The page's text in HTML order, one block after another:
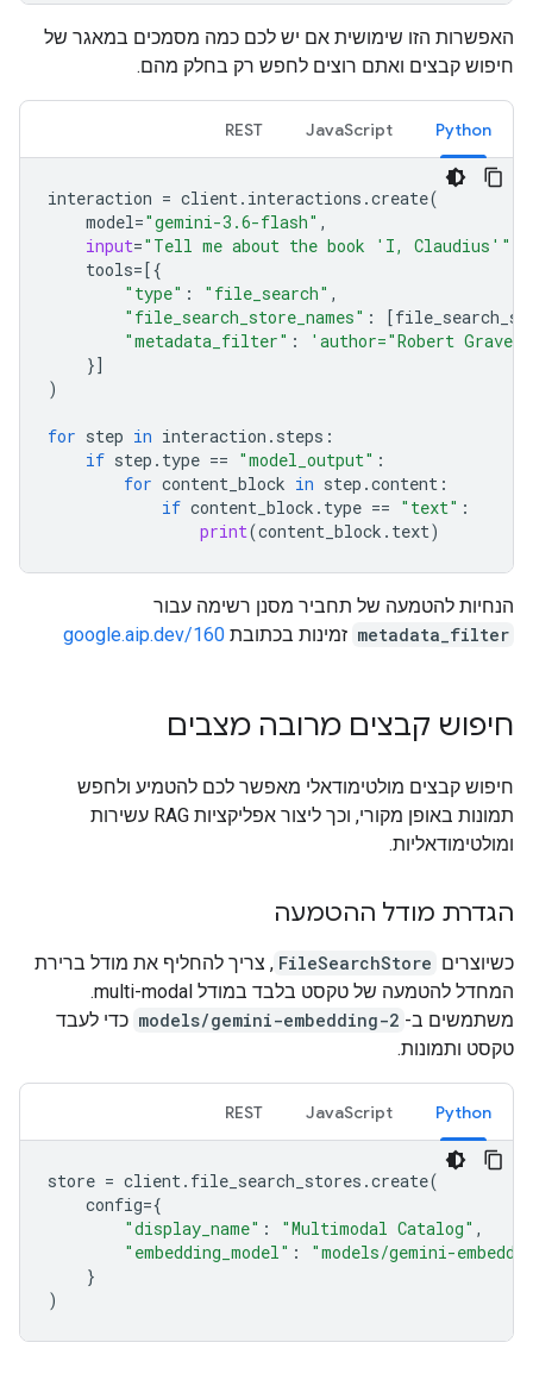
האפשרות הזו שימושית אם יש לכם כמה מסמכים במאגר של
חיפוש קבצים ואתם רוצים לחפש רק בחלק מהם.
Python
JavaScript
REST
interaction = client. interactions .create(
model="gemini-3.6-flash" ,
input="Tell me about the book 'I, Claudius'"
tools=[{
"type" : "file_search" ,
"file_search_store_names" : [
"metadata_filter" :
'author="Robert
}]
)
for step in interaction . steps :
if step . type == "model_output" :
for content_block in step .content :
if content_block . type == "text" :
print(content_block . text)
הנחיות להטמעה של תחביר מסנן רשימה עבור
metadata_filter זמינות בכתובת google.aip.dev/160
חיפוש קבצים מרובה מצבים
חיפוש קבצים מולטימודאלי מאפשר לכם להטמיע ולחפש
תמונות באופן מקורי, וכך ליצור אפליקציות RAG עשירות
ומולטימודאליות.
הגדרת מודל ההטמעה
כשיוצרים FileSearchStore , צריך להחליף את מודל ברירת
המחדל להטמעה של טקסט בלבד במודל multi-modal.
משתמשים ב- models/gemini-embedding-2 כדי לעבד
טקסט ותמונות.
Python
JavaScript
REST
store = client. file_search_stores .create(
config={
"display_name" : "Multimodal Catalog" ,
"embedding_model" :
"models/gemini-
}
)